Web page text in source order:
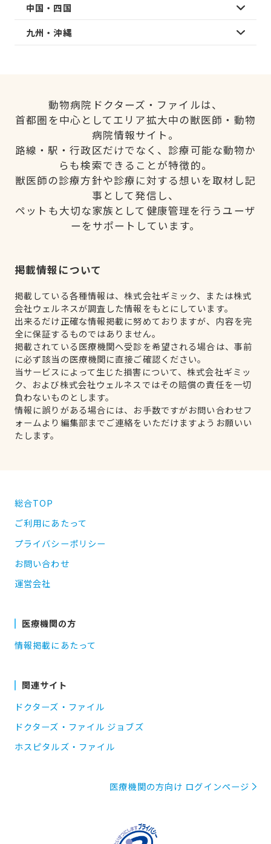
中国・四国
九州・沖縄
動物病院ドクターズ・ファイルは、
首都圏を中心としてエリア拡大中の獣医師・動物
病院情報サイト。
路線・駅・行政区だけでなく、診療可能な動物か
らも検索できることが特徴的。
獣医師の診療方針や診療に対する想いを取材し記
事として発信し、
ペットも大切な家族として健康管理を行うユーザ
ーをサポートしています。
掲載情報について
掲載している各種情報は、株式会社ギミック、または株式
会社ウェルネスが調査した情報をもとにしています。
出来るだけ正確な情報掲載に努めておりますが、内容を完
全に保証するものではありません。
掲載されている医療機関へ受診を希望される場合は、事前
に必ず該当の医療機関に直接ご確認ください。
当サービスによって生じた損害について、株式会社ギミッ
ク、および株式会社ウェルネスではその賠償の責任を一切
負わないものとします。
情報に誤りがある場合には、お手数ですがお問い合わせフ
ォームより編集部までご連絡をいただけますようお願いい
たします。
総合TOP
ご利用にあたって
プライバシーポリシー
お問い合わせ
運営会社
医療機関の方
情報掲載にあたって
関連サイト
ドクターズ・ファイル
ドクターズ・ファイル ジョブズ
ホスピタルズ・ファイル
医療機関の方向け ログインページ